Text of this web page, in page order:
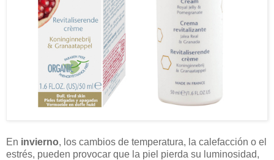
En invierno, los cambios de temperatura, la calefacción o el
estrés, pueden provocar que la piel pierda su luminosidad,